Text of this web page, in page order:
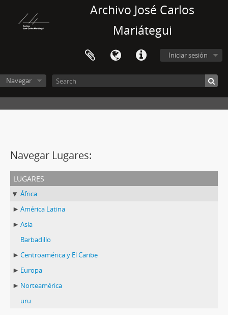
Archivo José Carlos
Mariátegui
Iniciar sesión
Navegar
Navegar Lugares:
lugares
África
América Latina
Asia
Barbadillo
Centroamérica y El Caribe
Europa
Norteamérica
uru